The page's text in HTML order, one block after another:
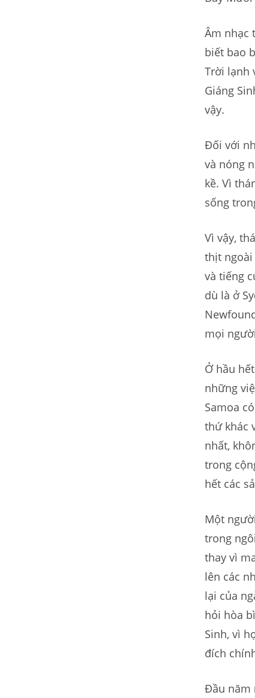
Âm nhạc
biết bao
Trời lạnh
Giáng
vậy.
Đối với
và nóng
kề. Vì
sống
Vì vậy,
thịt ngoài
và tiếng
dù là ở
mọi
Ở hầu
những
Samoa
thứ khác
nhất,
trong
hết các
Một
trong
thay vì
lên các
lại của
hỏi hòa
Sinh, vì
đích
Đầu năm